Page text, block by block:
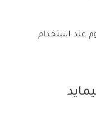
عند استخدام